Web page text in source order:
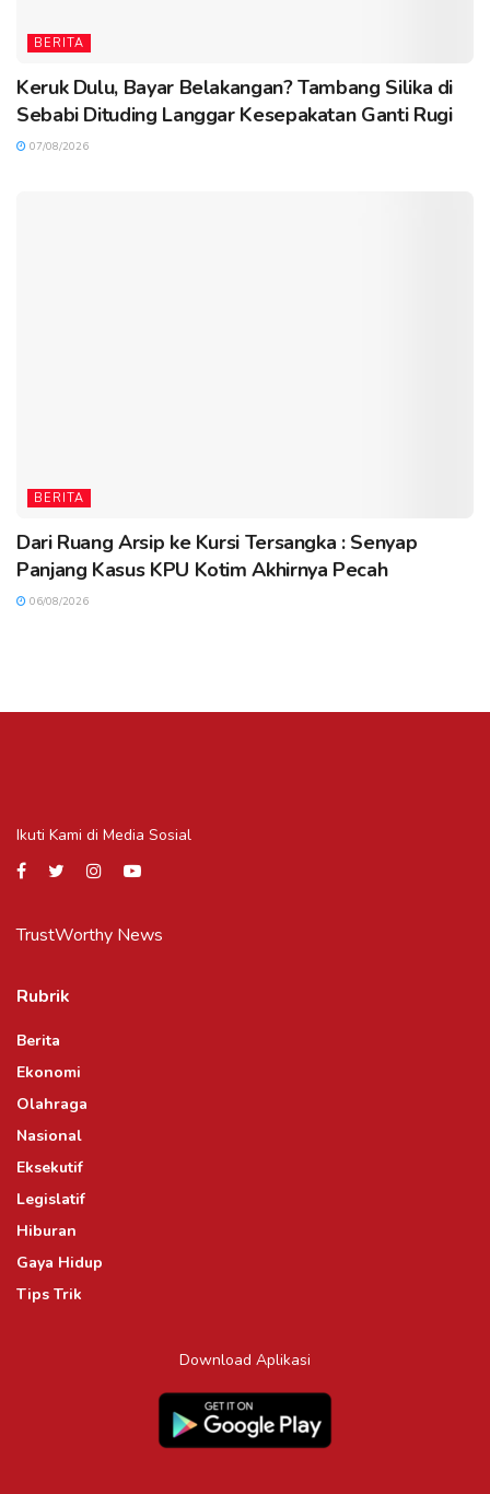
BERITA
Keruk Dulu, Bayar Belakangan? Tambang Silika di
Sebabi Dituding Langgar Kesepakatan Ganti Rugi
07/08/2026
BERITA
Dari Ruang Arsip ke Kursi Tersangka : Senyap
Panjang Kasus KPU Kotim Akhirnya Pecah
06/08/2026
Ikuti Kami di Media Sosial
TrustWorthy News
Rubrik
Berita
Ekonomi
Olahraga
Nasional
Eksekutif
Legislatif
Hiburan
Gaya Hidup
Tips Trik
Download Aplikasi